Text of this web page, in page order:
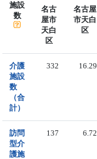
施設
数
名古
屋市
天白
区
名古屋
市天白
区
介護
施設
数
（合
計）
332 16.29
訪問
型介
護施
137 6.72